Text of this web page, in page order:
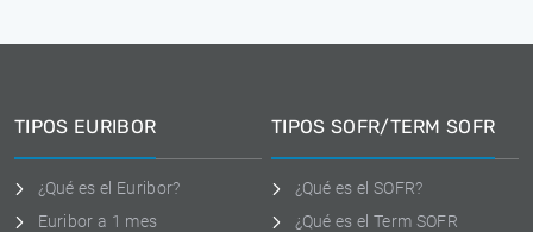
TIPOS EURIBOR
¿Qué es el Euribor?
Euribor a 1 mes
TIPOS SOFR/TERM SOFR
¿Qué es el SOFR?
¿Qué es el Term SOFR